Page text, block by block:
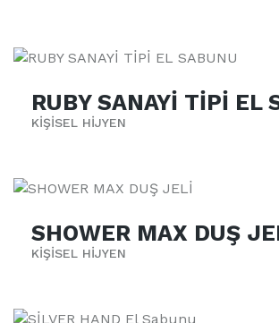
RUBY SANAYİ TİPİ EL
KİŞİSEL HİJYEN
SHOWER MAX DUŞ
KİŞİSEL HİJYEN